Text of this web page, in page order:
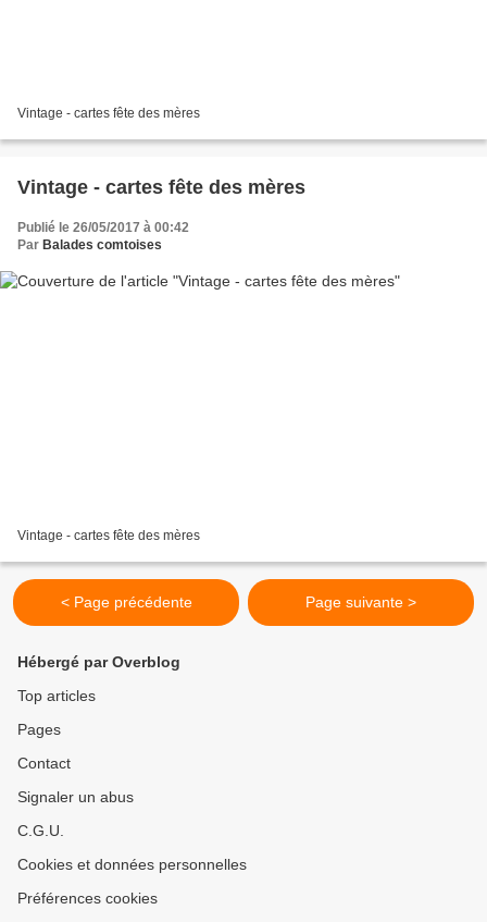
Vintage - cartes fête des mères
Vintage - cartes fête des mères
Publié le 26/05/2017 à 00:42
Par Balades comtoises
Vintage - cartes fête des mères
< Page précédente Page suivante >
Hébergé par Overblog
Top articles
Pages
Contact
Signaler un abus
C.G.U.
Cookies et données personnelles
Préférences cookies